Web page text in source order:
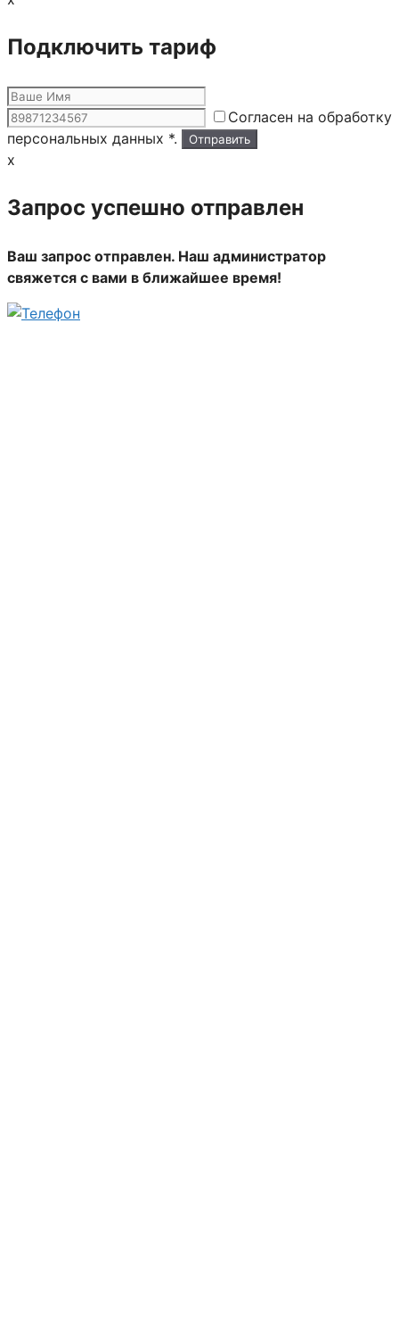
Подключить тариф
Согласен на обработку
персональных данных *.
x
Запрос успешно отправлен
Ваш запрос отправлен. Наш администратор
свяжется с вами в ближайшее время!